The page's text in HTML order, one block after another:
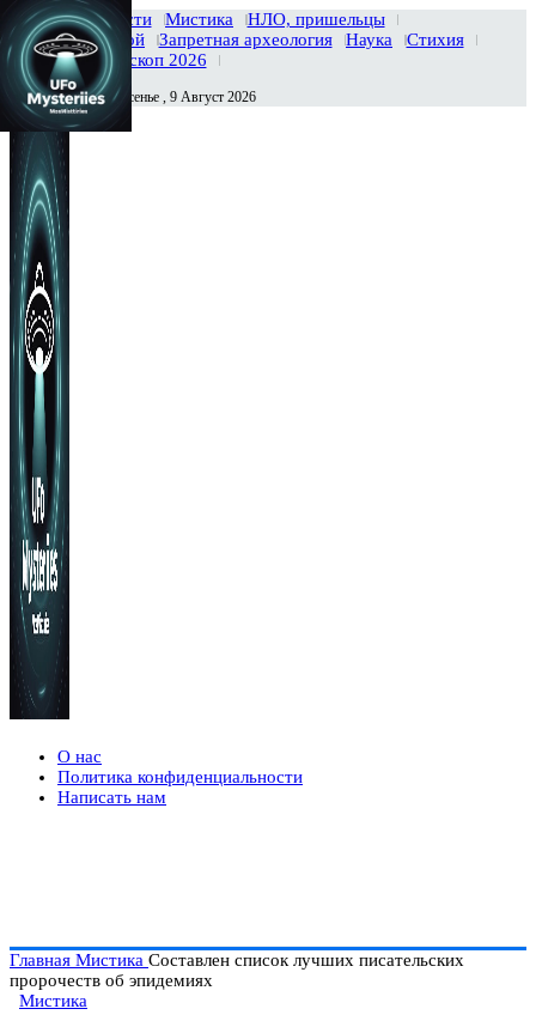
Главная Новости Мистика
НЛО, пришельцы
Тайны вселенной
Запретная археология Наука
Стихия
История
Гороскоп 2026
Сегодня Воскресенье , 9 Август 2026
О нас
Политика конфиденциальности
Написать нам
Главная Мистика Составлен список лучших писательских
пророчеств об эпидемиях
Мистика